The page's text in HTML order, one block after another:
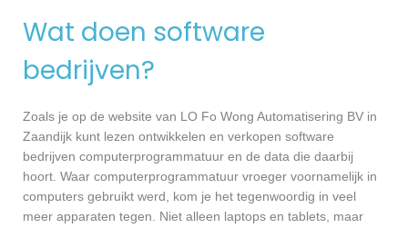
Wat doen software
bedrijven?
Zoals je op de website van LO Fo Wong Automatisering BV in
Zaandijk kunt lezen ontwikkelen en verkopen software
bedrijven computerprogrammatuur en de data die daarbij
hoort. Waar computerprogrammatuur vroeger voornamelijk in
computers gebruikt werd, kom je het tegenwoordig in veel
meer apparaten tegen. Niet alleen laptops en tablets, maar